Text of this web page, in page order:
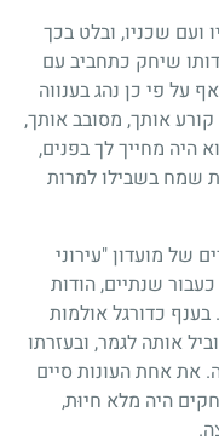
שכניו, ובלט בכך
שיחק כתחביב עם
על פי כן נהג בענווה
אותך, מסובב אותך,
היה מחייך לך בפנים,
שמח בשבילו למרות
של מועדון "עירוני
שנתיים, הודות
כדורגל אולמות
אותה לגמר, ובעזרתו
את אחת העונות סיים
היה מלא חיוּת,